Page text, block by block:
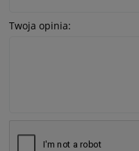
Twoja opinia: